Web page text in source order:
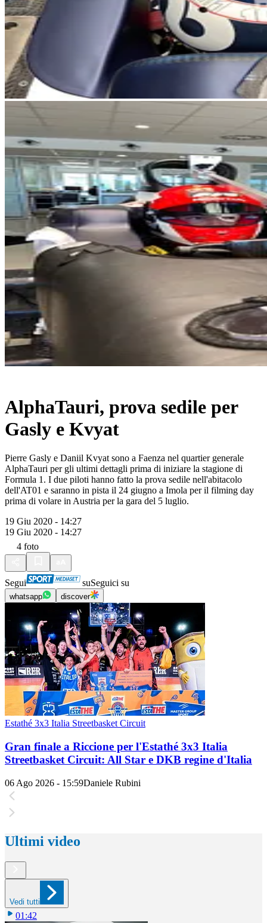
AlphaTauri, prova sedile per
Gasly e Kvyat
Pierre Gasly e Daniil Kvyat sono a Faenza nel quartier generale
AlphaTauri per gli ultimi dettagli prima di iniziare la stagione di
Formula 1. I due piloti hanno fatto la prova sedile nell'abitacolo
dell'AT01 e saranno in pista il 24 giugno a Imola per il filming day
prima di volare in Austria per la gara del 5 luglio.
19 Giu 2020 - 14:27
19 Giu 2020 - 14:27
4 foto
Segui suSeguici su
whatsapp discover
Estathé 3x3 Italia Streetbasket Circuit
Gran finale a Riccione per l'Estathé 3x3 Italia
Streetbasket Circuit: All Star e DKB regine d'Italia
06 Ago 2026 - 15:59Daniele Rubini
Ultimi video
Vedi tutti
01:42